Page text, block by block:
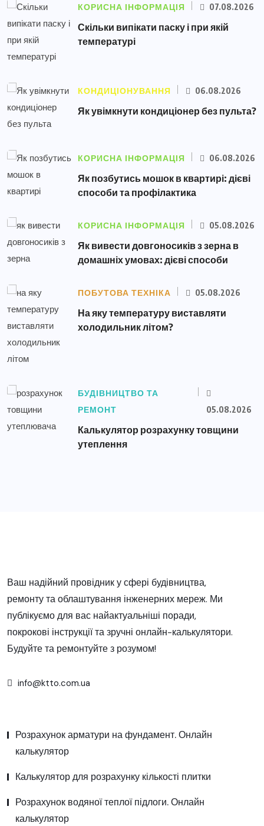
КОРИСНА ІНФОРМАЦІЯ 07.08.2026
Скільки випікати паску і при якій
температурі
КОНДИЦІОНУВАННЯ 06.08.2026
Як увімкнути кондиціонер без пульта?
КОРИСНА ІНФОРМАЦІЯ 06.08.2026
Як позбутись мошок в квартирі: дієві
способи та профілактика
КОРИСНА ІНФОРМАЦІЯ 05.08.2026
Як вивести довгоносиків з зерна в
домашніх умовах: дієві способи
ПОБУТОВА ТЕХНІКА 05.08.2026
На яку температуру виставляти
холодильник літом?
БУДІВНИЦТВО ТА
РЕМОНТ
05.08.2026
Калькулятор розрахунку товщини
утеплення
Ваш надійний провідник у сфері будівництва,
ремонту та облаштування інженерних мереж. Ми
публікуємо для вас найактуальніші поради,
покрокові інструкції та зручні онлайн-калькулятори.
Будуйте та ремонтуйте з розумом!
info@ktto.com.ua
Розрахунок арматури на фундамент. Онлайн
калькулятор
Калькулятор для розрахунку кількості плитки
Розрахунок водяної теплої підлоги. Онлайн
калькулятор